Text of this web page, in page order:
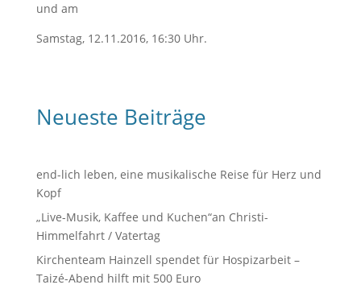
und am
Samstag, 12.11.2016, 16:30 Uhr.
Neueste Beiträge
end-lich leben, eine musikalische Reise für Herz und
Kopf
„Live-Musik, Kaffee und Kuchen“an Christi-
Himmelfahrt / Vatertag
Kirchenteam Hainzell spendet für Hospizarbeit –
Taizé-Abend hilft mit 500 Euro